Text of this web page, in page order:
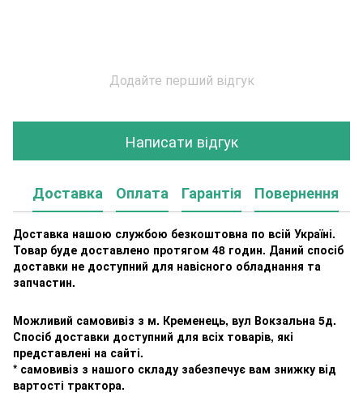
Додайте перший відгук
Написати відгук
Доставка Оплата Гарантія Повернення
Доставка нашою службою безкоштовна по всій Україні.
Товар буде доставлено протягом 48 годин. Даний спосіб
доставки не доступний для навісного обладнання та
запчастин.
Можливий самовивіз з м. Кременець, вул Вокзальна 5д.
Спосіб доставки доступний для всіх товарів, які
представлені на сайті.
* самовивіз з нашого складу забезпечує вам знижку від
вартості трактора.